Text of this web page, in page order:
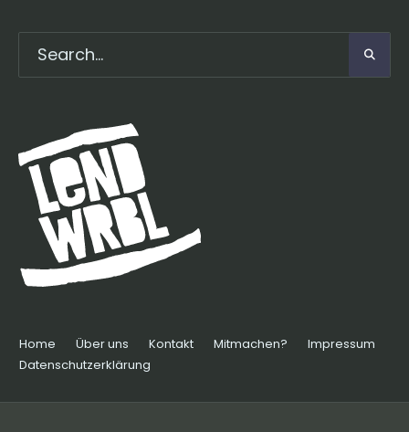
Home Über uns Kontakt Mitmachen?
Impressum
Datenschutzerklärung